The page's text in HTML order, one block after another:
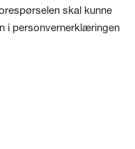
skal kunne
i personvernerklæringen